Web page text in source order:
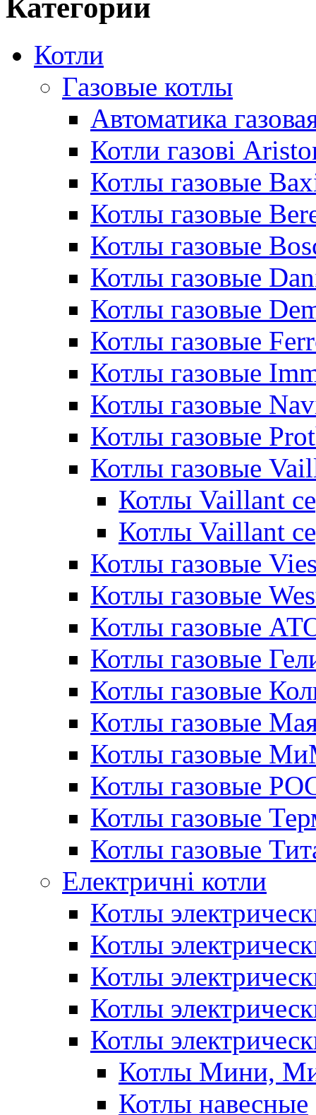
Категории
Котли
Газовые котлы
Автоматика
Котли газові
Котлы газовые
Котлы газовые
Котлы газовые
Котлы газовые
Котлы газовые
Котлы газовые
Котлы газовые
Котлы газовые
Котлы газовые
Котлы газовые
Котлы Vaillant
Котлы Vaillant
Котлы газовые
Котлы газовые
Котлы газовые
Котлы газовые
Котлы газовые
Котлы газовые
Котлы газовые
Котлы газовые
Котлы газовые
Котлы газовые
Електричні котли
Котлы
Котлы
Котлы
Котлы
Котлы
Котлы Мини,
Котлы навесные